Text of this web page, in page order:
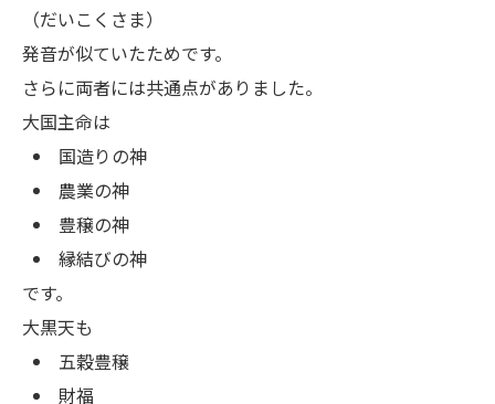
（だいこくさま）
発音が似ていたためです。
さらに両者には共通点がありました。
大国主命は
国造りの神
農業の神
豊穣の神
縁結びの神
です。
大黒天も
五穀豊穣
財福